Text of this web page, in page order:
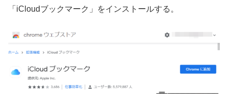
「iCloudブックマーク」をインストールする。